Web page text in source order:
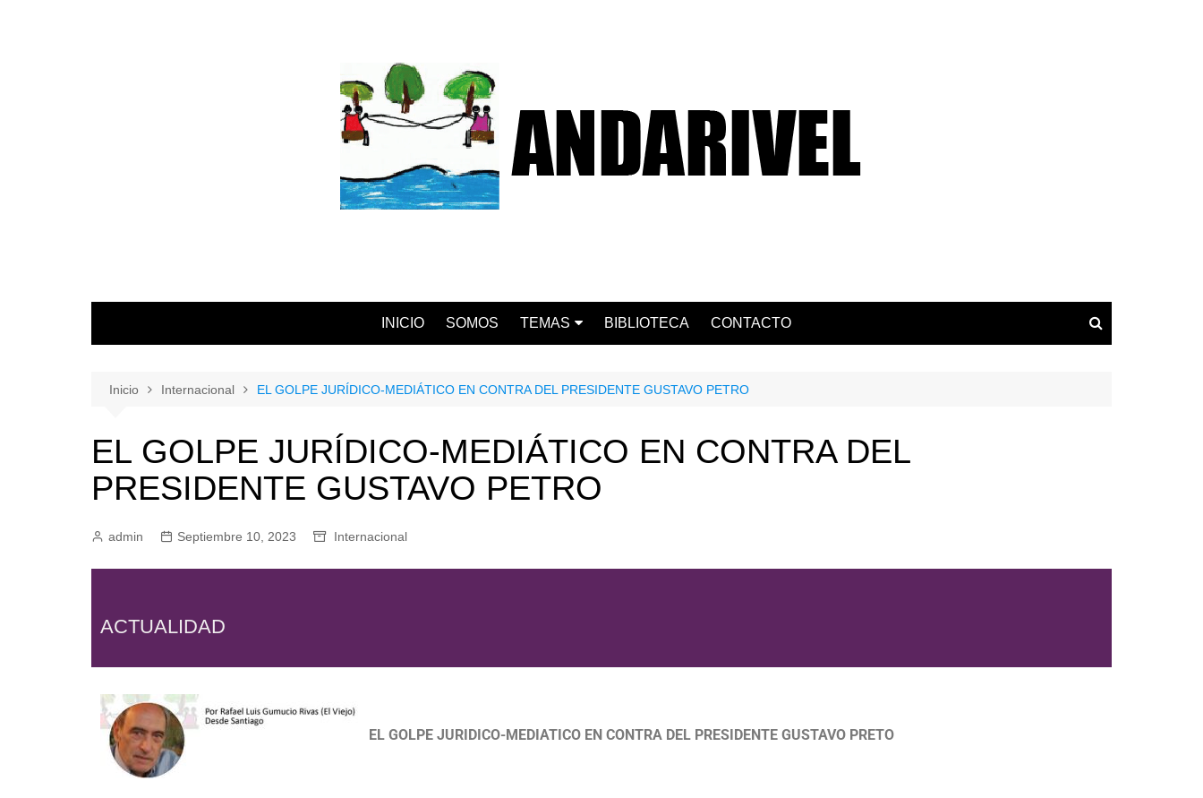
INICIO SOMOS TEMAS
CHILE
DERECHOS HUMANOS
INTERNACIONAL
BIBLIOTECA CONTACTO
Inicio Internacional EL GOLPE JURÍDICO-MEDIÁTICO EN CONTRA DEL PRESIDENTE GUSTAVO PETRO
EL GOLPE JURÍDICO-MEDIÁTICO EN CONTRA DEL
PRESIDENTE GUSTAVO PETRO
admin Septiembre 10, 2023 Internacional
ACTUALIDAD
EL GOLPE JURIDICO-MEDIATICO EN CONTRA DEL PRESIDENTE GUSTAVO PRETO